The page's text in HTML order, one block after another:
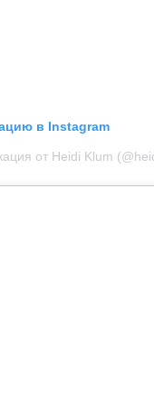
в Instagram
от Heidi Klum